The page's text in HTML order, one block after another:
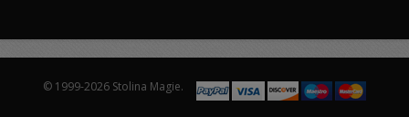
© 1999-2026 Stolina Magie.